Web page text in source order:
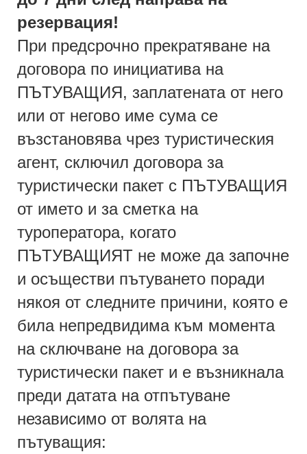
резервация!
При предсрочно прекратяване на
договора по инициатива на
ПЪТУВАЩИЯ, заплатената от него
или от негово име сума се
възстановява чрез туристическия
агент, сключил договора за
туристически пакет с ПЪТУВАЩИЯ
от името и за сметка на
туроператора, когато
ПЪТУВАЩИЯТ не може да започне
и осъществи пътуването поради
някоя от следните причини, която е
била непредвидима към момента
на сключване на договора за
туристически пакет и е възникнала
преди датата на отпътуване
независимо от волята на
пътуващия: